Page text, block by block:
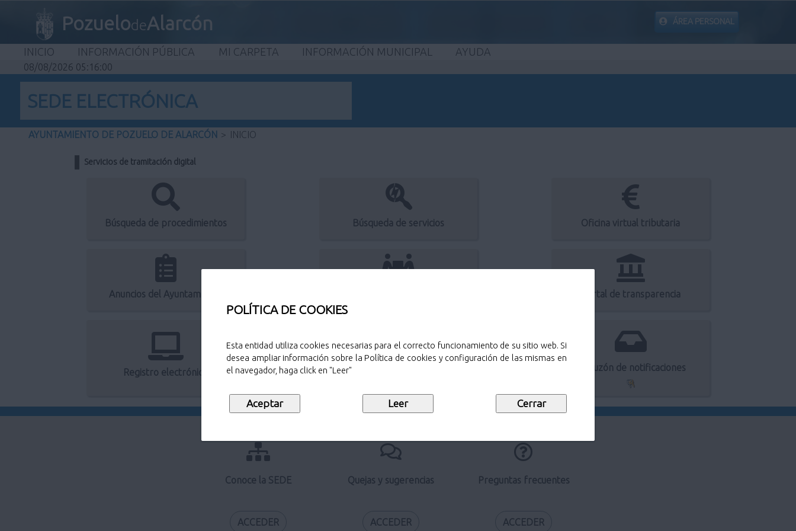
POLÍTICA DE COOKIES
Esta entidad utiliza cookies necesarias para el correcto funcionamiento de su sitio web. Si
desea ampliar información sobre la Política de cookies y configuración de las mismas en
el navegador, haga click en "Leer"
PozuelodeAlarcón ÁREA PERSONAL
INICIO INFORMACIÓN PÚBLICA MI CARPETA INFORMACIÓN MUNICIPAL AYUDA
08/08/2026 05:16:00
SEDE ELECTRÓNICA
AYUNTAMIENTO DE POZUELO DE ALARCÓN > INICIO
Servicios de tramitación digital
Búsqueda de procedimientos Búsqueda de servicios Oficina virtual tributaria
Anuncios del Ayuntamiento Portal de transparencia
Registro electrónico
Verificación de documentos
Mi buzón de notificaciones
Conoce la SEDE
ACCEDER
Quejas y sugerencias
ACCEDER
Preguntas frecuentes
ACCEDER